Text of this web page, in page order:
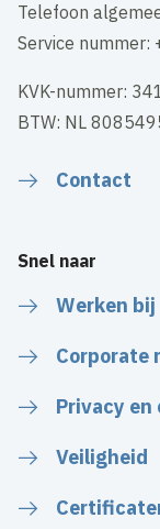
Telefoon
Service
KVK-nummer:
BTW: NL
Contact
Snel naar
Werken bij
Corporate
Privacy
Veiligheid